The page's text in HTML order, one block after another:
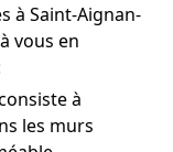
à Saint-Aignan-
vous en
à
les murs